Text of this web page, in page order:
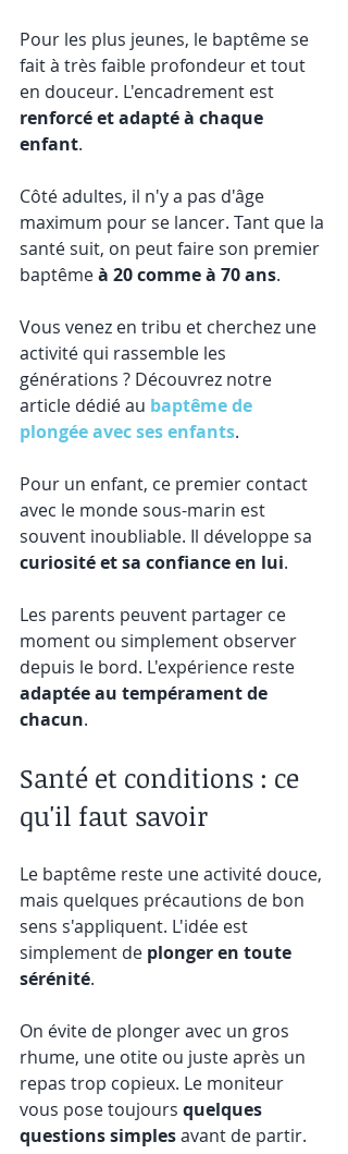
Pour les plus jeunes, le baptême se
fait à très faible profondeur et tout
en douceur. L'encadrement est
renforcé et adapté à chaque
enfant.
Côté adultes, il n'y a pas d'âge
maximum pour se lancer. Tant que la
santé suit, on peut faire son premier
baptême à 20 comme à 70 ans.
Vous venez en tribu et cherchez une
activité qui rassemble les
générations ? Découvrez notre
article dédié au baptême de
plongée avec ses enfants.
Pour un enfant, ce premier contact
avec le monde sous-marin est
souvent inoubliable. Il développe sa
curiosité et sa confiance en lui.
Les parents peuvent partager ce
moment ou simplement observer
depuis le bord. L'expérience reste
adaptée au tempérament de
chacun.
Santé et conditions : ce
qu'il faut savoir
Le baptême reste une activité douce,
mais quelques précautions de bon
sens s'appliquent. L'idée est
simplement de plonger en toute
sérénité.
On évite de plonger avec un gros
rhume, une otite ou juste après un
repas trop copieux. Le moniteur
vous pose toujours quelques
questions simples avant de partir.